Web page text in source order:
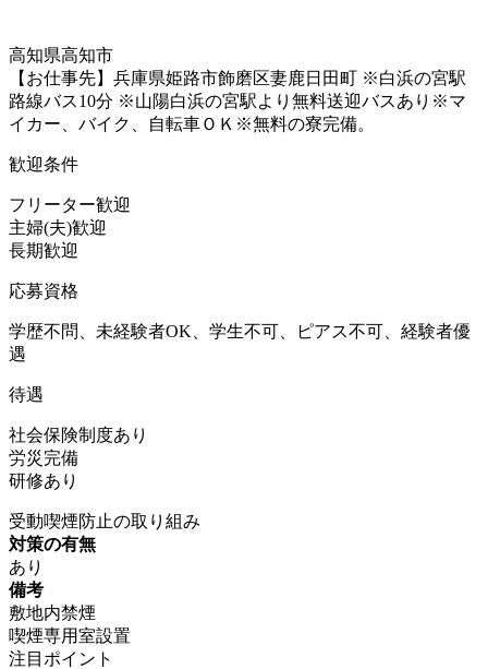
高知県高知市
【お仕事先】兵庫県姫路市飾磨区妻鹿日田町 ※白浜の宮駅
路線バス10分 ※山陽白浜の宮駅より無料送迎バスあり※マ
イカー、バイク、自転車ＯＫ※無料の寮完備。
歓迎条件
フリーター歓迎
主婦(夫)歓迎
長期歓迎
応募資格
学歴不問、未経験者OK、学生不可、ピアス不可、経験者優
遇
待遇
社会保険制度あり
労災完備
研修あり
受動喫煙防止の取り組み
対策の有無
あり
備考
敷地内禁煙
喫煙専用室設置
注目ポイント